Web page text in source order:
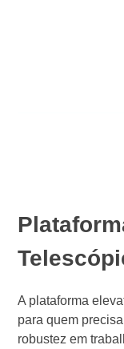
A plataforma
para quem
robustez em